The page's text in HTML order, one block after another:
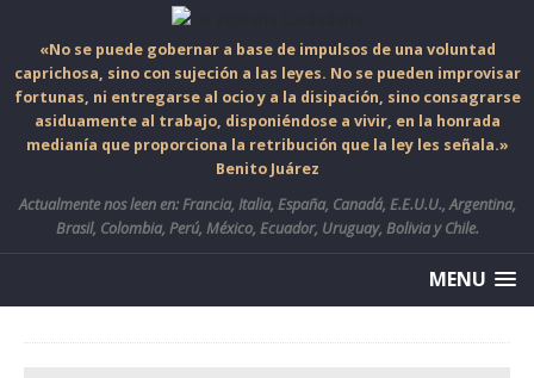
«No se puede gobernar a base de impulsos de una voluntad
caprichosa, sino con sujeción a las leyes. No se pueden improvisar
fortunas, ni entregarse al ocio y a la disipación, sino consagrarse
asiduamente al trabajo, disponiéndose a vivir, en la honrada
medianía que proporciona la retribución que la ley les señala.»
Benito Juárez
Actualmente nos leen en: Francia, Italia, España, Canadá, E.E.U.U., Argentina,
Brasil, Colombia, Perú, México, Ecuador, Uruguay, Bolivia y Chile.
MENU